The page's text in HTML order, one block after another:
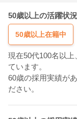
50歳以上の活躍状況
50歳以上在籍中
現在50代100名以上
ています。
60歳の採用実績が
ださい。